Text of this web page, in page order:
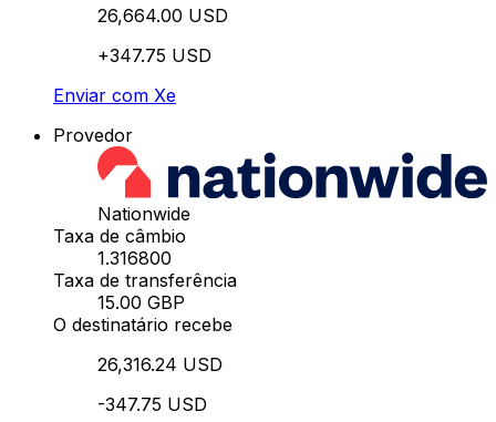
26,664.00 USD
+347.75 USD
Enviar com Xe
Provedor
Nationwide
Taxa de câmbio
1.316800
Taxa de transferência
15.00 GBP
O destinatário recebe
26,316.24 USD
-347.75 USD